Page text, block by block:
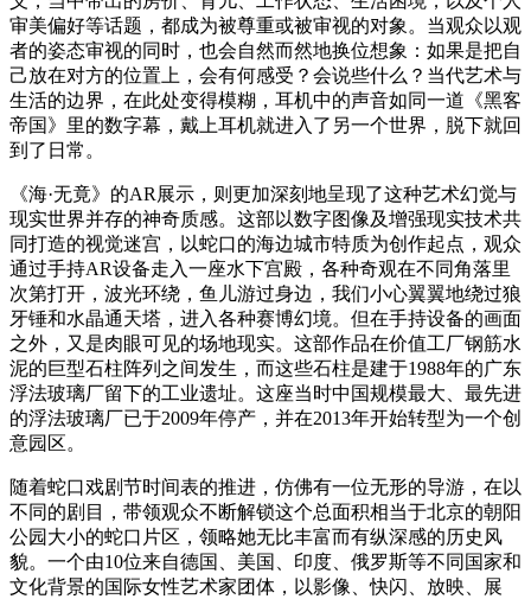
审美偏好等话题，都成为被尊重或被审视的对象。当观众以观
者的姿态审视的同时，也会自然而然地换位想象：如果是把自
己放在对方的位置上，会有何感受？会说些什么？当代艺术与
生活的边界，在此处变得模糊，耳机中的声音如同一道《黑客
帝国》里的数字幕，戴上耳机就进入了另一个世界，脱下就回
到了日常。
《海·无竟》的AR展示，则更加深刻地呈现了这种艺术幻觉与
现实世界并存的神奇质感。这部以数字图像及增强现实技术共
同打造的视觉迷宫，以蛇口的海边城市特质为创作起点，观众
通过手持AR设备走入一座水下宫殿，各种奇观在不同角落里
次第打开，波光环绕，鱼儿游过身边，我们小心翼翼地绕过狼
牙锤和水晶通天塔，进入各种赛博幻境。但在手持设备的画面
之外，又是肉眼可见的场地现实。这部作品在价值工厂钢筋水
泥的巨型石柱阵列之间发生，而这些石柱是建于1988年的广东
浮法玻璃厂留下的工业遗址。这座当时中国规模最大、最先进
的浮法玻璃厂已于2009年停产，并在2013年开始转型为一个创
意园区。
随着蛇口戏剧节时间表的推进，仿佛有一位无形的导游，在以
不同的剧目，带领观众不断解锁这个总面积相当于北京的朝阳
公园大小的蛇口片区，领略她无比丰富而有纵深感的历史风
貌。一个由10位来自德国、美国、印度、俄罗斯等不同国家和
文化背景的国际女性艺术家团体，以影像、快闪、放映、展